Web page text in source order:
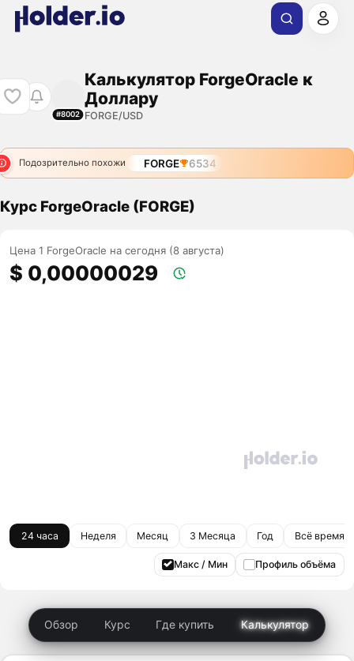
#8002
Калькулятор ForgeOracle к
Доллару
FORGE/USD
Подозрительно похожи FORGE 6534
Курс ForgeOracle (FORGE)
Цена 1 ForgeOracle на сегодня (8 августа)
$ 0,00000029
24 часа Неделя Месяц 3 Месяца Год Всё время
Макс / Мин Профиль объёма
Обзор Курс Где купить Калькулятор